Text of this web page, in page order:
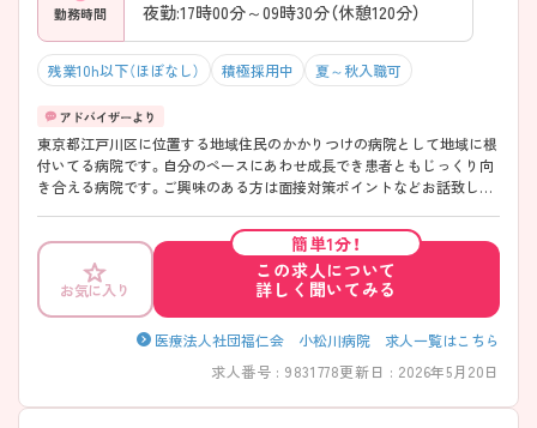
勤務時間
夜勤:17時00分～09時30分（休憩120分）
残業10h以下（ほぼなし） 積極採用中 夏～秋入職可
東京都江戸川区に位置する地域住民のかかりつけの病院として地域に根
付いてる病院です。自分のペースにあわせ成長でき患者ともじっくり向
き合える病院です。ご興味のある方は面接対策ポイントなどお話致しま
お気に入り
簡単1分！
この求人について
詳しく聞いてみる
医療法人社団福仁会 小松川病院 求人一覧はこちら
求人番号 : 9831778更新日 : 2026年5月20日